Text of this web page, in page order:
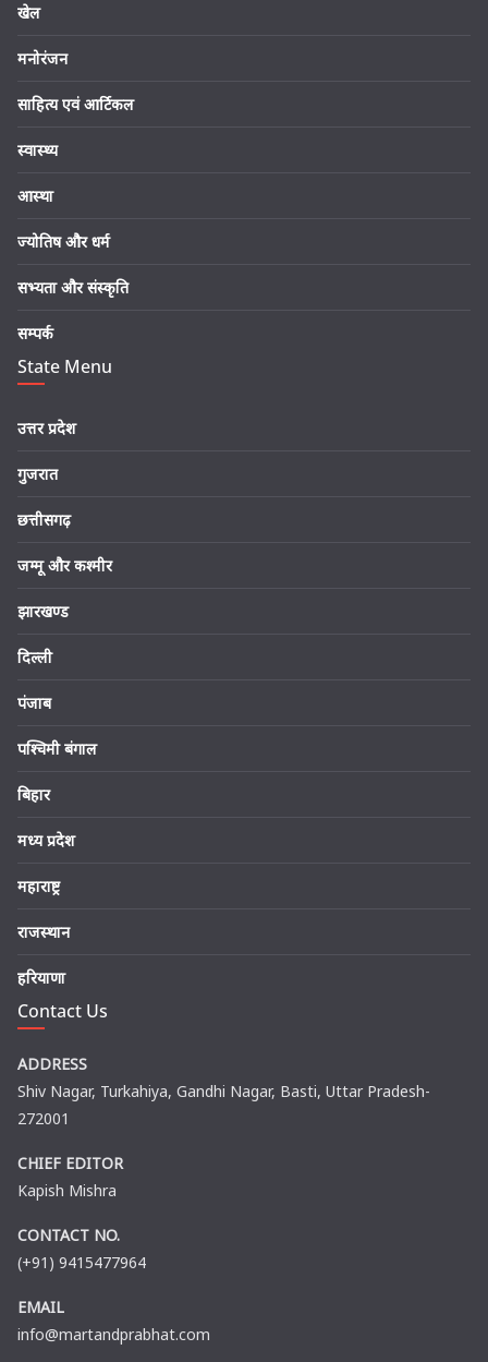
खेल
मनोरंजन
साहित्य एवं आर्टिकल
स्वास्थ्य
आस्था
ज्योतिष और धर्म
सभ्यता और संस्कृति
सम्पर्क
State Menu
उत्तर प्रदेश
गुजरात
छत्तीसगढ़
जम्मू और कश्मीर
झारखण्ड
दिल्ली
पंजाब
पश्चिमी बंगाल
बिहार
मध्य प्रदेश
महाराष्ट्र
राजस्थान
हरियाणा
Contact Us
ADDRESS
Shiv Nagar, Turkahiya, Gandhi Nagar, Basti, Uttar Pradesh-
272001
CHIEF EDITOR
Kapish Mishra
CONTACT NO.
(+91) 9415477964
EMAIL
info@martandprabhat.com